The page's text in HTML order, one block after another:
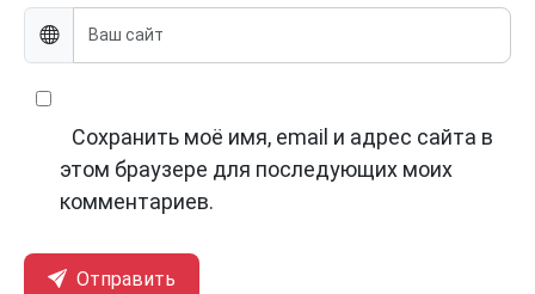
Сохранить моё имя, email и адрес сайта в
этом браузере для последующих моих
комментариев.
Отправить